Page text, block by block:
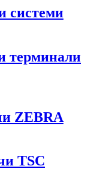
системи
терминали
ZEBRA
TSC